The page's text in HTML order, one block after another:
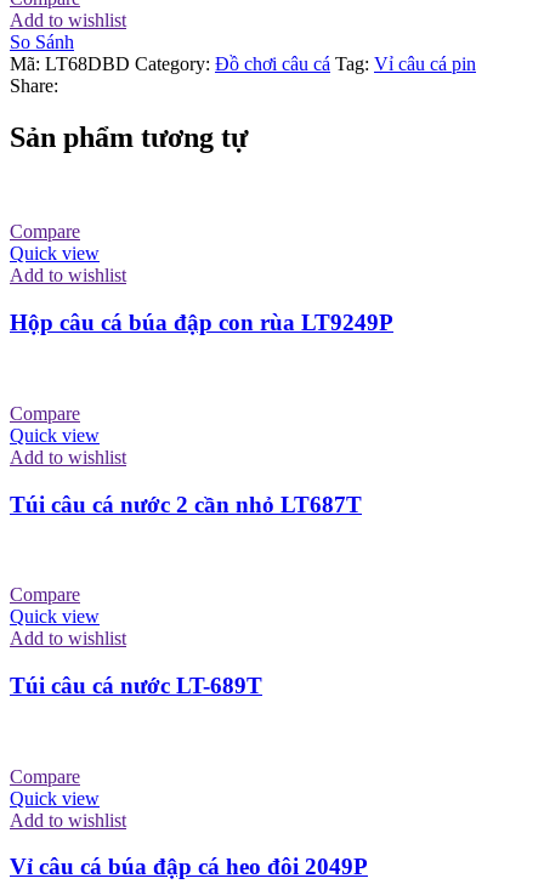
Add to wishlist
So Sánh
Mã: LT68DBD Category: Đồ chơi câu cá Tag: Vỉ câu cá pin
Share:
Sản phẩm tương tự
Compare
Quick view
Add to wishlist
Hộp câu cá búa đập con rùa LT9249P
Compare
Quick view
Add to wishlist
Túi câu cá nước 2 cần nhỏ LT687T
Compare
Quick view
Add to wishlist
Túi câu cá nước LT-689T
Compare
Quick view
Add to wishlist
Vỉ câu cá búa đập cá heo đôi 2049P